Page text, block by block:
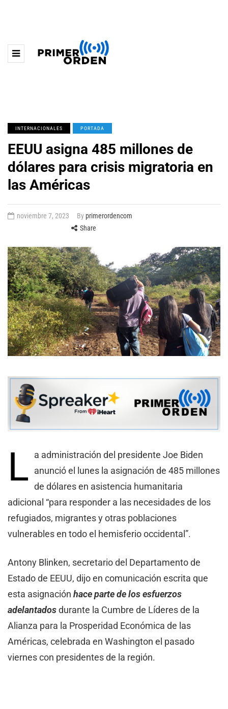
INTERNACIONALES PORTADA
EEUU asigna 485 millones de
dólares para crisis migratoria en
las Américas
noviembre 7, 2023 By primerordencom
Share
L
a administración del presidente Joe Biden
anunció el lunes la asignación de 485 millones
de dólares en asistencia humanitaria
adicional “para responder a las necesidades de los
refugiados, migrantes y otras poblaciones
vulnerables en todo el hemisferio occidental”.
Antony Blinken, secretario del Departamento de
Estado de EEUU, dijo en comunicación escrita que
esta asignación hace parte de los esfuerzos
adelantadosdurante la Cumbre de Líderes de la
Alianza para la Prosperidad Económica de las
Américas, celebrada en Washington el pasado
viernes con presidentes de la región.